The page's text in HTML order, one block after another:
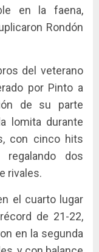
en la faena,
Rondón
del veterano
por Pinto a
de su parte
lomita durante
con cinco hits
dos
rivales.
el cuarto lugar
de 21-22,
en la segunda